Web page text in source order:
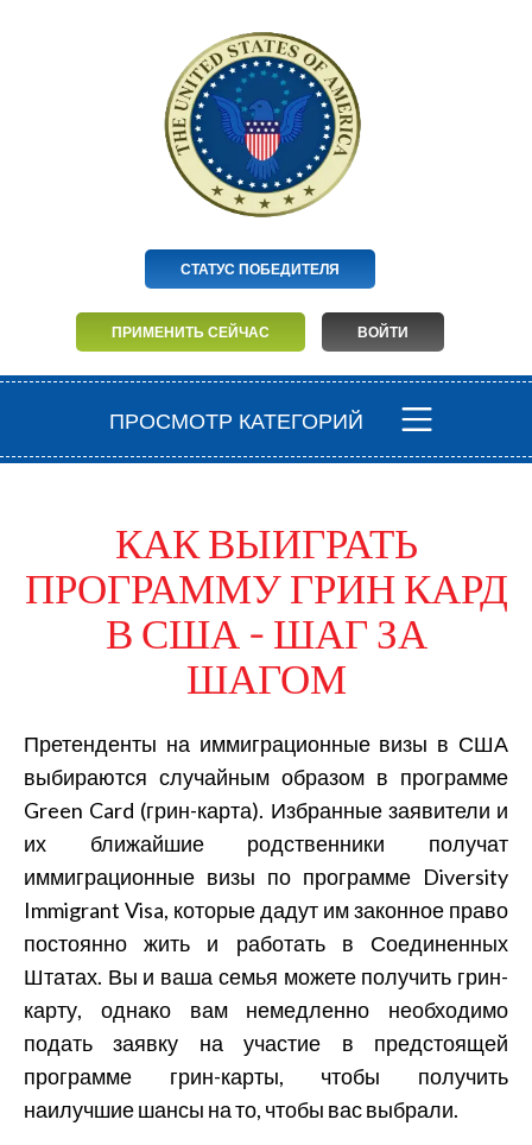
СТАТУС ПОБЕДИТЕЛЯ
ПРИМЕНИТЬ СЕЙЧАС ВОЙТИ
ПРОСМОТР КАТЕГОРИЙ
КАК ВЫИГРАТЬ
ПРОГРАММУ ГРИН КАРД
В США - ШАГ ЗА
ШАГОМ
Претенденты на иммиграционные визы в США
выбираются случайным образом в программе
Green Card (грин-карта). Избранные заявители и
их ближайшие родственники получат
иммиграционные визы по программе Diversity
Immigrant Visa, которые дадут им законное право
постоянно жить и работать в Соединенных
Штатах. Вы и ваша семья можете получить грин-
карту, однако вам немедленно необходимо
подать заявку на участие в предстоящей
программе грин-карты, чтобы получить
наилучшие шансы на то, чтобы вас выбрали.